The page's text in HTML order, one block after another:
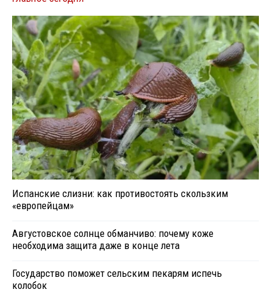
Испанские слизни: как противостоять скользким
«европейцам»
Августовское солнце обманчиво: почему коже
необходима защита даже в конце лета
Государство поможет сельским пекарям испечь
колобок